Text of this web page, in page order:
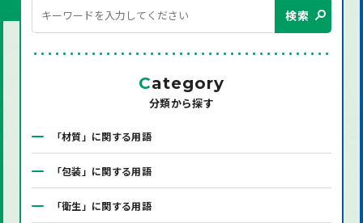
検索
Category
分類から探す
「材質」に関する用語
「包装」に関する用語
「衛生」に関する用語